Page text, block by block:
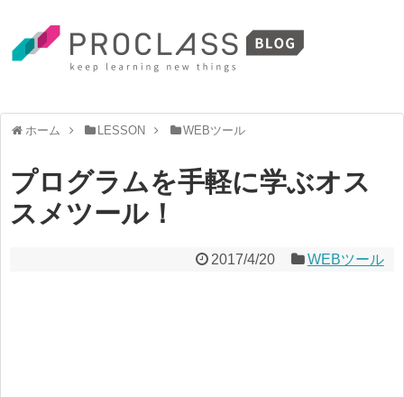
ホーム LESSON WEBツール
プログラムを手軽に学ぶオス
スメツール！
2017/4/20 WEBツール